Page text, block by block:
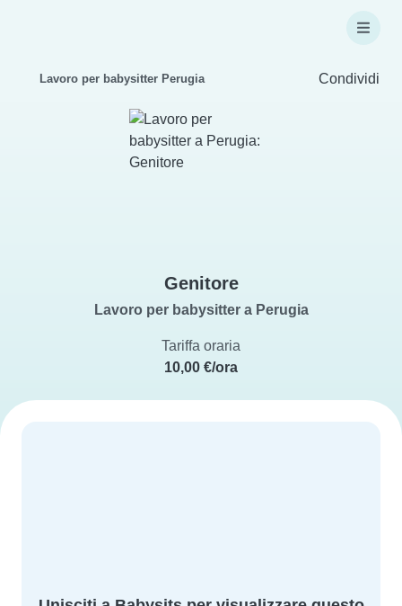
Lavoro per babysitter Perugia Condividi
Genitore
Lavoro per babysitter a Perugia
Tariffa oraria
10,00 €/ora